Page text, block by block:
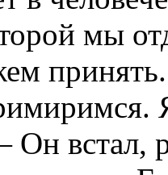
мы
встал,